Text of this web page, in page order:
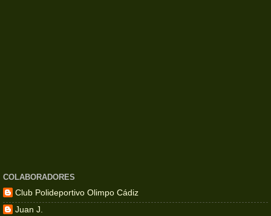
COLABORADORES
Club Polideportivo Olimpo Cádiz
Juan J.